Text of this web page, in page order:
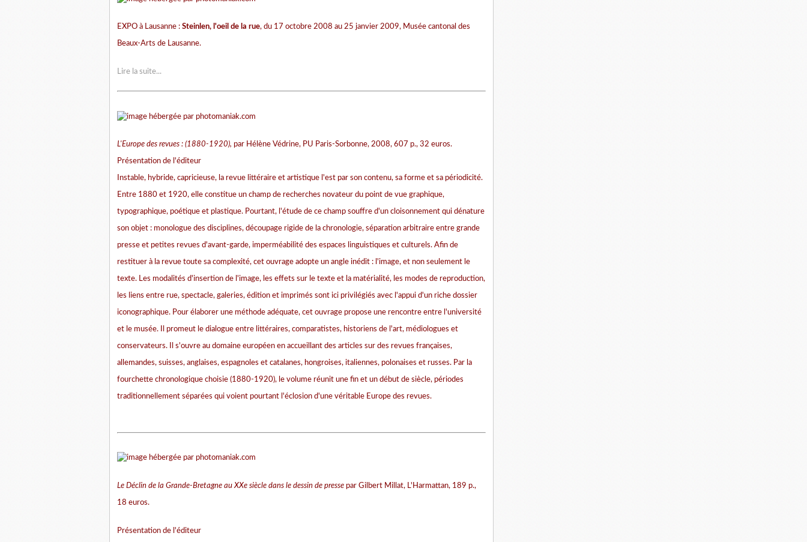
EXPO à Lausanne : Steinlen, l'oeil de la rue, du 17 octobre 2008 au 25 janvier 2009, Musée cantonal des
Beaux-Arts de Lausanne.
Lire la suite...
L'Europe des revues : (1880-1920), par Hélène Védrine, PU Paris-Sorbonne, 2008, 607 p., 32 euros.
Présentation de l'éditeur
Instable, hybride, capricieuse, la revue littéraire et artistique l'est par son contenu, sa forme et sa périodicité.
Entre 1880 et 1920, elle constitue un champ de recherches novateur du point de vue graphique,
typographique, poétique et plastique. Pourtant, l'étude de ce champ souffre d'un cloisonnement qui dénature
son objet : monologue des disciplines, découpage rigide de la chronologie, séparation arbitraire entre grande
presse et petites revues d'avant-garde, imperméabilité des espaces linguistiques et culturels. Afin de
restituer à la revue toute sa complexité, cet ouvrage adopte un angle inédit : l'image, et non seulement le
texte. Les modalités d'insertion de l'image, les effets sur le texte et la matérialité, les modes de reproduction,
les liens entre rue, spectacle, galeries, édition et imprimés sont ici privilégiés avec l'appui d'un riche dossier
iconographique. Pour élaborer une méthode adéquate, cet ouvrage propose une rencontre entre l'université
et le musée. Il promeut le dialogue entre littéraires, comparatistes, historiens de l'art, médiologues et
conservateurs. Il s'ouvre au domaine européen en accueillant des articles sur des revues françaises,
allemandes, suisses, anglaises, espagnoles et catalanes, hongroises, italiennes, polonaises et russes. Par la
fourchette chronologique choisie (1880-1920), le volume réunit une fin et un début de siècle, périodes
traditionnellement séparées qui voient pourtant l'éclosion d'une véritable Europe des revues.
Le Déclin de la Grande-Bretagne au XXe siècle dans le dessin de presse par Gilbert Millat, L'Harmattan, 189 p.,
18 euros.
Présentation de l'éditeur